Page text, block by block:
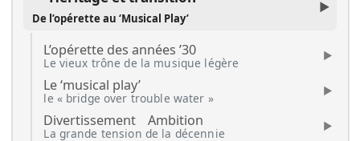
De l’opérette au ‘Musical Play’
L’opérette des années ’30
Le vieux trône de la musique légère
Le ‘musical play’
le « bridge over trouble water »
Divertissement Ambition
La grande tension de la décennie